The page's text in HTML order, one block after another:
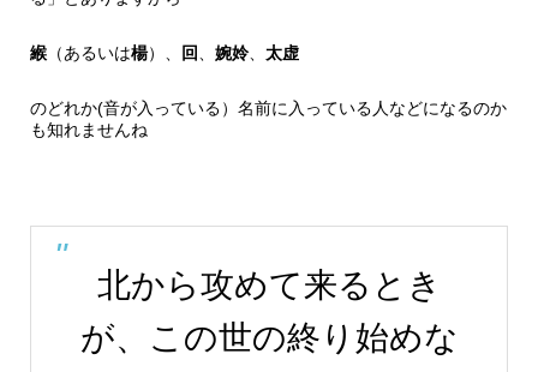
緱（あるいは楊）、 回 婉姈、 太虚
のどれか(音が入っている）名前に入っている人などになるのか
も知れませんね
北から攻めて来るとき
が、この世の終り始めな